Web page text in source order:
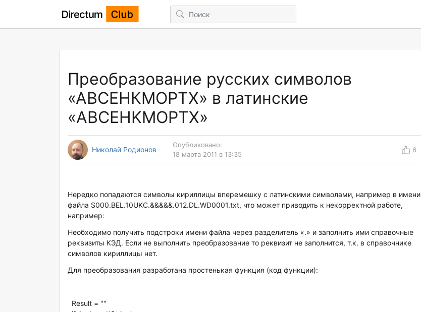
Преобразование русских символов
«АВСЕНКМОРТХ» в латинские
«ABCEHKMOPTX»
Николай Родионов
Опубликовано:
18 марта 2011 в 13:35
6
Нередко попадаются символы кириллицы вперемешку с латинскими символами, например в имени
файла S000.ВEL.10UKC.&&&&&.012.DL.WD0001.txt, что может приводить к некорректной работе,
например:
Необходимо получить подстроки имени файла через разделитель «.» и заполнить ими справочные
реквизиты КЭД. Если не выполнить преобразование то реквизит не заполнится, т.к. в справочнике
символов кириллицы нет.
Для преобразования разработана простенькая функция (код функции):
Result = ""